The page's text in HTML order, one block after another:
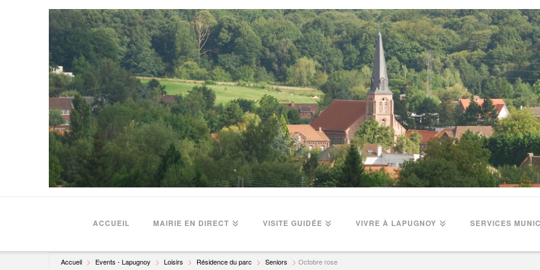
ACCUEIL MAIRIE EN DIRECT VISITE GUIDÉE VIVRE À LAPUGNOY SERVICES
Accueil Events - Lapugnoy Loisirs Résidence du parc Seniors Octobre rose